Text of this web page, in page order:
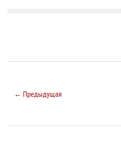
← Предыдущая